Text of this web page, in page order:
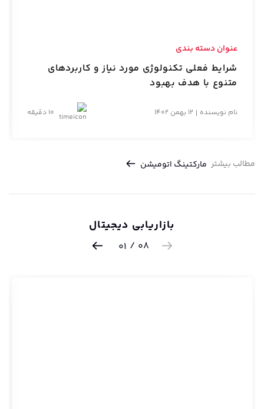
عنوان دسته بندی
شرایط فعلی تکنولوژی مورد نیاز و کاربردهای
متنوع با هدف بهبود
نام نویسنده 12 بهمن 1402
مطالب بیشتر مارکتینگ اتومیشن
بازاریابی دیجیتال
08
/